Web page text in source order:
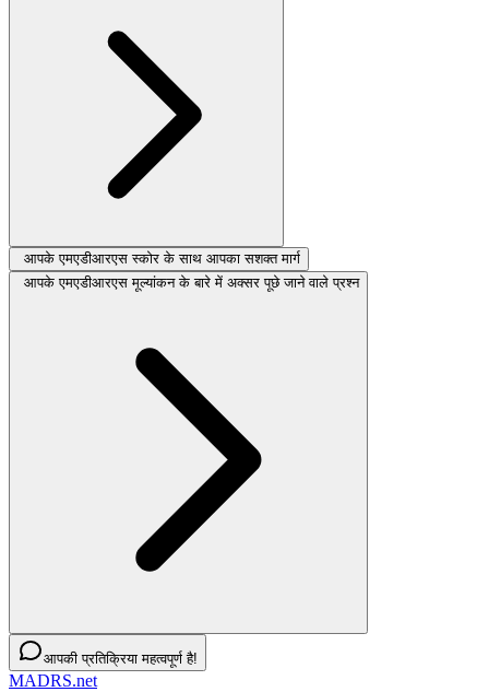
आपके एमएडीआरएस स्कोर के साथ आपका सशक्त मार्ग
आपके एमएडीआरएस मूल्यांकन के बारे में अक्सर पूछे जाने वाले प्रश्न
आपकी प्रतिक्रिया महत्वपूर्ण है!
MADRS.net